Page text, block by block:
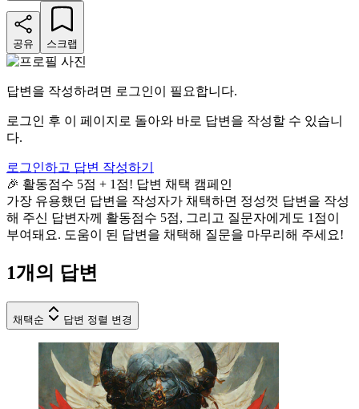
공유 스크랩
답변을 작성하려면 로그인이 필요합니다.
로그인 후 이 페이지로 돌아와 바로 답변을 작성할 수 있습니
다.
로그인하고 답변 작성하기
🎉 활동점수 5점 + 1점! 답변 채택 캠페인
가장 유용했던 답변을 작성자가 채택하면 정성껏 답변을 작성
해 주신 답변자께 활동점수 5점, 그리고 질문자에게도 1점이
부여돼요. 도움이 된 답변을 채택해 질문을 마무리해 주세요!
1개의 답변
채택순 답변 정렬 변경